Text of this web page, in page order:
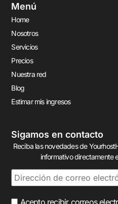
Menú
Home
Nosotros
Servicios
Precios
Nuestra red
Blog
Estimar mis ingresos
Sigamos en contacto
Reciba las novedades de
informativo directamente